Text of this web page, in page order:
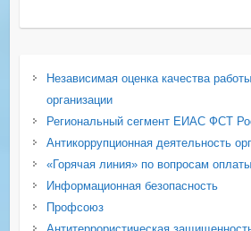
Независимая оценка качества
организации
Региональный сегмент ЕИАС ФСТ
Антикоррупционная деятельность
«Горячая линия» по вопросам
Информационная безопасность
Профсоюз